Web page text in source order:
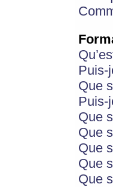
Puis-
Que
Puis-
Que
Que
Que
Que
Que